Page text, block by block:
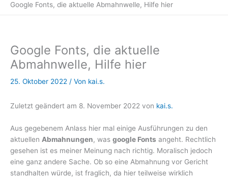
Google Fonts, die aktuelle Abmahnwelle, Hilfe hier
Google Fonts, die aktuelle
Abmahnwelle, Hilfe hier
25. Oktober 2022 / Von kai.s.
Zuletzt geändert am 8. November 2022 von kai.s.
Aus gegebenem Anlass hier mal einige Ausführungen zu den
aktuellen Abmahnungen, was google Fonts angeht. Rechtlich
gesehen ist es meiner Meinung nach richtig. Moralisch jedoch
eine ganz andere Sache. Ob so eine Abmahnung vor Gericht
standhalten würde, ist fraglich, da hier teilweise wirklich